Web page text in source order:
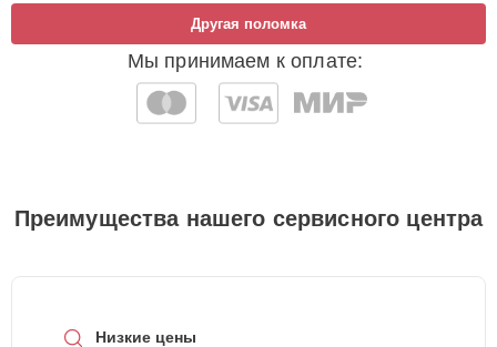
Мы принимаем к оплате:
Другая поломка
Преимущества нашего сервисного центра
Низкие цены